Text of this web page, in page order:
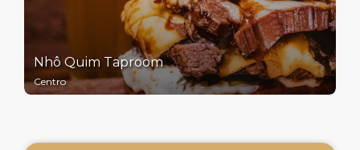
Nhô Quim Taproom
Centro